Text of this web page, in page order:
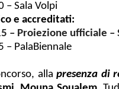
– Sala Volpi
e accreditati:
– Proiezione ufficiale –
– PalaBiennale
allapresenza di